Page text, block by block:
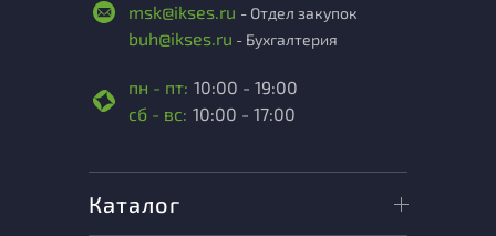
msk@ikses.ru - Отдел закупок
buh@ikses.ru - Бухгалтерия
пн - пт: 10:00 - 19:00
сб - вс: 10:00 - 17:00
Каталог